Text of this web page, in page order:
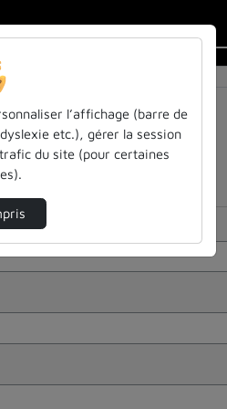
l’affichage (barre de
etc.), gérer la session
du site (pour certaines